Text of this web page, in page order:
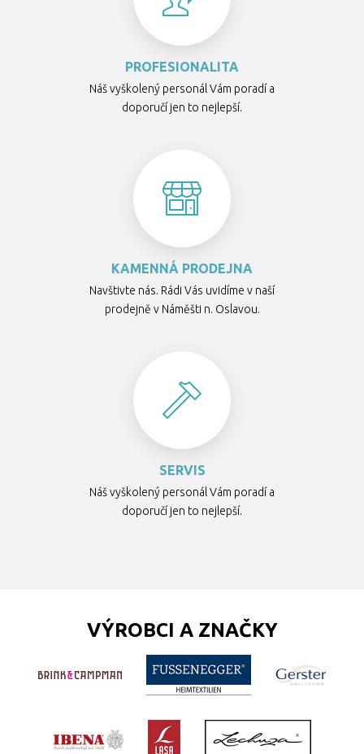
PROFESIONALITA
Náš vyškolený personál Vám poradí a
doporučí jen to nejlepší.
KAMENNÁ PRODEJNA
Navštivte nás. Rádi Vás uvidíme v naší
prodejně v Náměšti n. Oslavou.
SERVIS
Náš vyškolený personál Vám poradí a
doporučí jen to nejlepší.
VÝROBCI A ZNAČKY